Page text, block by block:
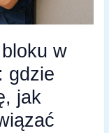
w
gdzie
jak